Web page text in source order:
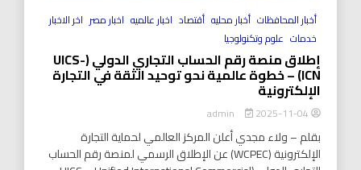
أخبار المحافظات أخبار محليه أقتصاد اخبار عالميه اخبار مصر اخر الاخبار
خدمات علوم وتكنولوجيا
إطلاق منصة رقم الحساب التجاري الدولي (UICS-
ICN) – خطوة عالمية نحو توحيد الثقة في التجارة
الإلكترونية
2025-11-04
بقلم – ولاء مجدي أعلن المركز العالمي لحماية التجارة
الإلكترونية (WCPEC) عن الإطلاق الرسمي لمنصة رقم الحساب